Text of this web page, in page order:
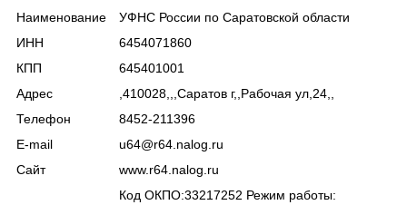
Наименование
УФНС России по Саратовской области
ИНН
6454071860
КПП
645401001
Адрес
,410028,,,Саратов г,,Рабочая ул,24,,
Телефон
8452-211396
E-mail
u64@r64.nalog.ru
Сайт
www.r64.nalog.ru
Код ОКПО:33217252 Режим работы: